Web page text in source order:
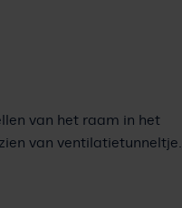
van het raam in het
van ventilatietunneltje.